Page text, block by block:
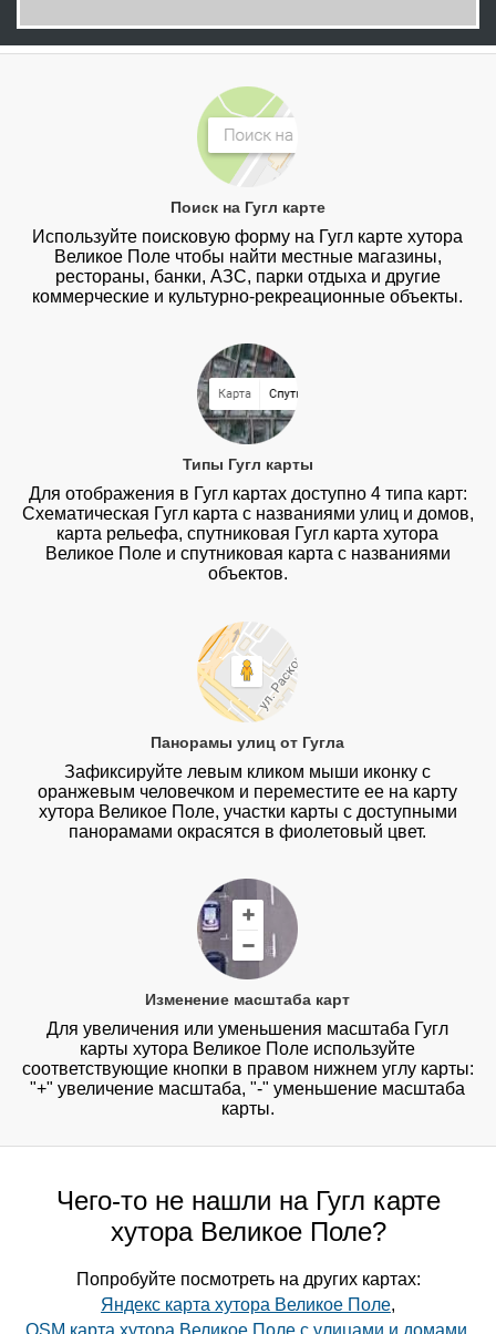
Поиск на Гугл карте
Используйте поисковую форму на Гугл карте хутора
Великое Поле чтобы найти местные магазины,
рестораны, банки, АЗС, парки отдыха и другие
коммерческие и культурно-рекреационные объекты.
Типы Гугл карты
Для отображения в Гугл картах доступно 4 типа карт:
Схематическая Гугл карта с названиями улиц и домов,
карта рельефа, спутниковая Гугл карта хутора
Великое Поле и спутниковая карта с названиями
объектов.
Панорамы улиц от Гугла
Зафиксируйте левым кликом мыши иконку с
оранжевым человечком и переместите ее на карту
хутора Великое Поле, участки карты с доступными
панорамами окрасятся в фиолетовый цвет.
Изменение масштаба карт
Для увеличения или уменьшения масштаба Гугл
карты хутора Великое Поле используйте
соответствующие кнопки в правом нижнем углу карты:
"+" увеличение масштаба, "-" уменьшение масштаба
карты.
Чего-то не нашли на Гугл карте
хутора Великое Поле?
Попробуйте посмотреть на других картах:
Яндекс карта хутора Великое Поле,